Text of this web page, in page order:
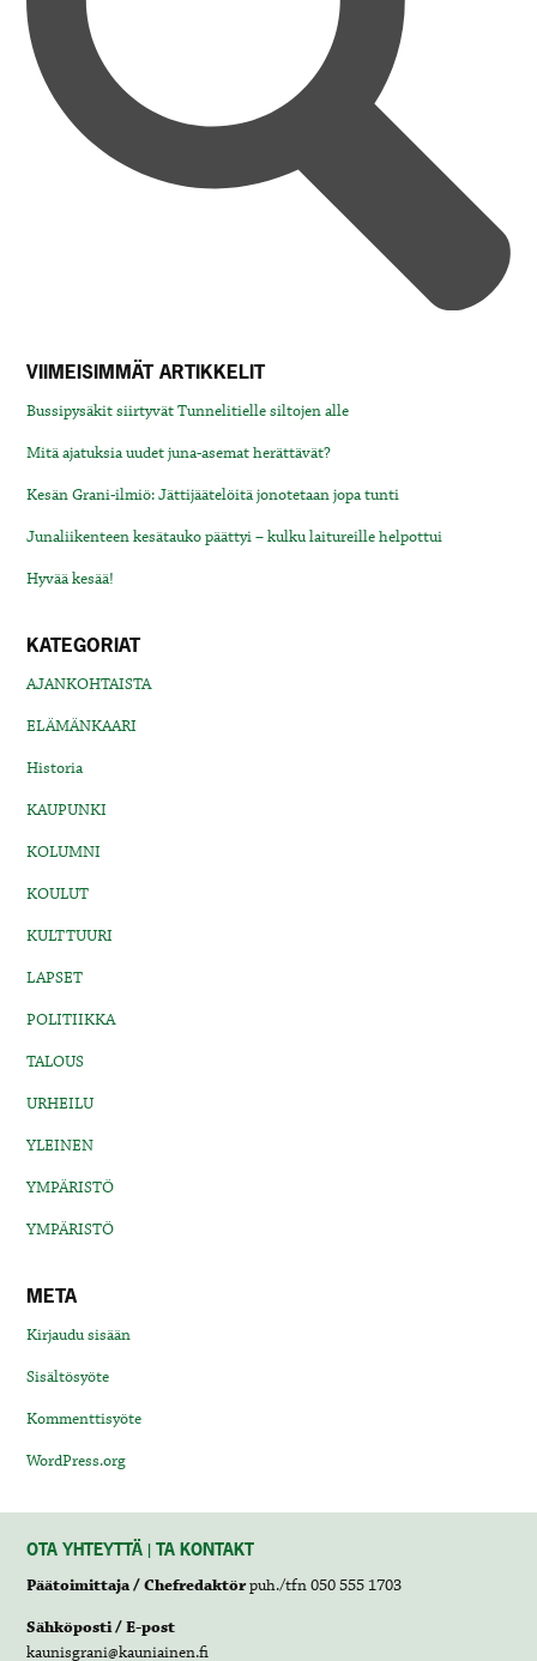
VIIMEISIMMÄT ARTIKKELIT
Bussipysäkit siirtyvät Tunnelitielle siltojen alle
Mitä ajatuksia uudet juna-asemat herättävät?
Kesän Grani-ilmiö: Jättijäätelöitä jonotetaan jopa tunti
Junaliikenteen kesätauko päättyi – kulku laitureille helpottui
Hyvää kesää!
KATEGORIAT
AJANKOHTAISTA
ELÄMÄNKAARI
Historia
KAUPUNKI
KOLUMNI
KOULUT
KULTTUURI
LAPSET
POLITIIKKA
TALOUS
URHEILU
YLEINEN
YMPÄRISTÖ
YMPÄRISTÖ
META
Kirjaudu sisään
Sisältösyöte
Kommenttisyöte
WordPress.org
OTA YHTEYTTÄ | TA KONTAKT
Päätoimittaja / Chefredaktörpuh./tfn 050 555 1703
Sähköposti / E-post
kaunisgrani@kauniainen.fi